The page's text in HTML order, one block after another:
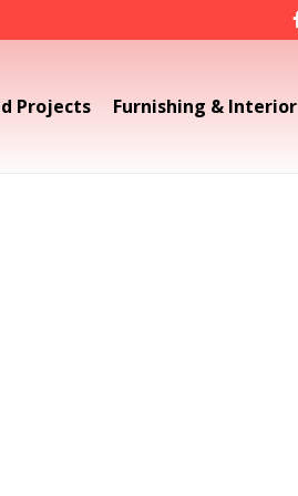
Projects Furnishing & Interior